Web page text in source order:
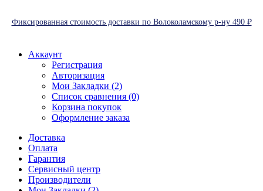
Фиксированная стоимость доставки по Волоколамскому р-ну 490 ₽
Аккаунт
Регистрация
Авторизация
Мои Закладки (2)
Список сравнения (0)
Корзина покупок
Оформление заказа
Доставка
Оплата
Гарантия
Сервисный центр
Производители